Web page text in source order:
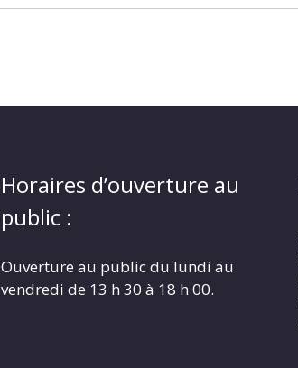
Horaires d’ouverture au
public :
Ouverture au public du lundi au
vendredi de 13 h 30 à 18 h 00.